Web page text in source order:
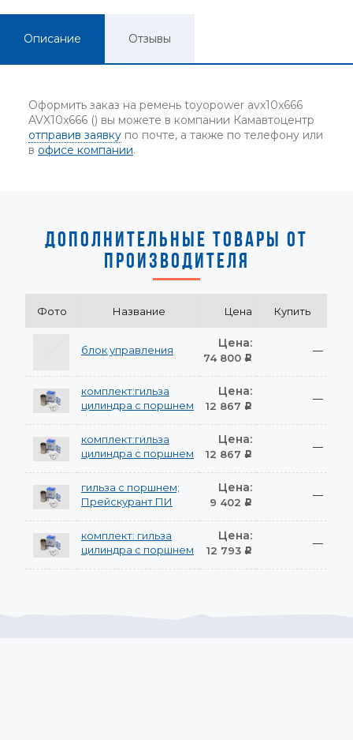
Описание Отзывы
Оформить заказ на ремень toyopower avx10x666
AVX10x666 () вы можете в компании Камавтоцентр
отправив заявку по почте, а также по телефону или
в офисе компании.
ДОПОЛНИТЕЛЬНЫЕ ТОВАРЫ ОТ
ПРОИЗВОДИТЕЛЯ
Фото Название Цена Купить
блок управления Цена:
74 800 Р
—
комплект:гильза
цилиндра с поршнем
Цена:
12 867 Р
—
комплект:гильза
цилиндра с поршнем
Цена:
12 867 Р
—
гильза с поршнем;
Прейскурант ПИ
Цена:
9 402 Р
—
комплект: гильза
цилиндра с поршнем
Цена:
12 793 Р
—